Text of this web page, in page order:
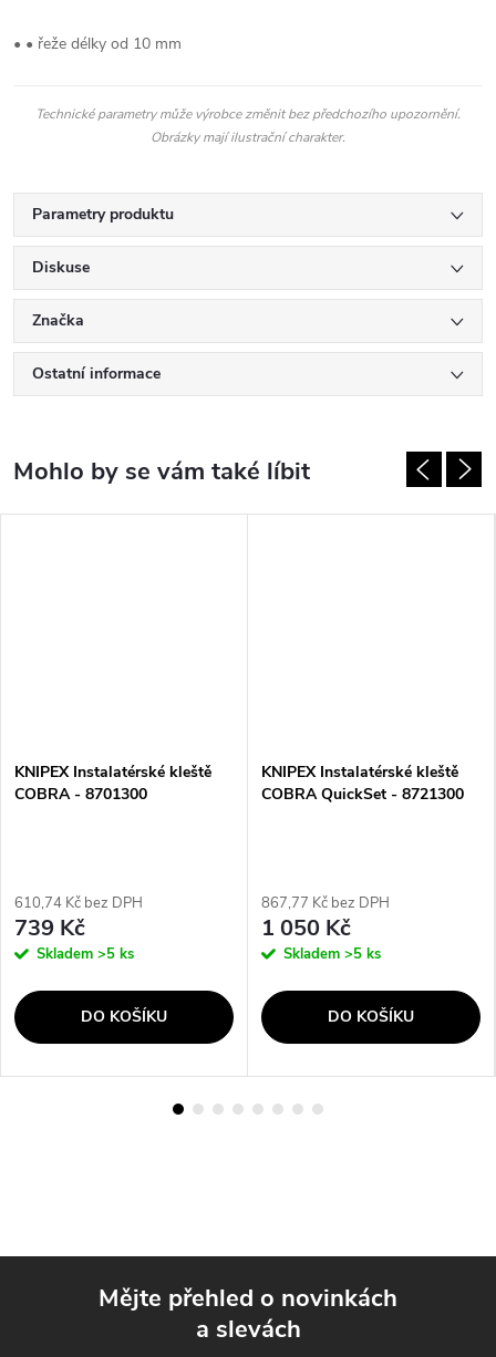
• • řeže délky od 10 mm
Technické parametry může výrobce změnit bez předchozího upozornění.
Obrázky mají ilustrační charakter.
Parametry produktu
Diskuse
Značka
Ostatní informace
KNIPEX Instalatérské kleště
COBRA - 8701300
610,74 Kč bez DPH
739 Kč
Skladem >5 ks
DO KOŠÍKU
KNIPEX Instalatérské kleště
COBRA QuickSet - 8721300
867,77 Kč bez DPH
1 050 Kč
Skladem >5 ks
DO KOŠÍKU
Mějte přehled o novinkách
a slevách